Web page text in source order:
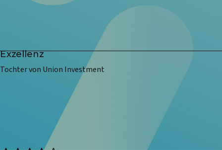
Exzellenz
Tochter von Union Investment